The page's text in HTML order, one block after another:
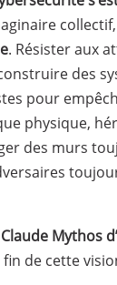
collectif,
. Résister aux
des
pour
physique,
des murs
Claude Mythos
de cette